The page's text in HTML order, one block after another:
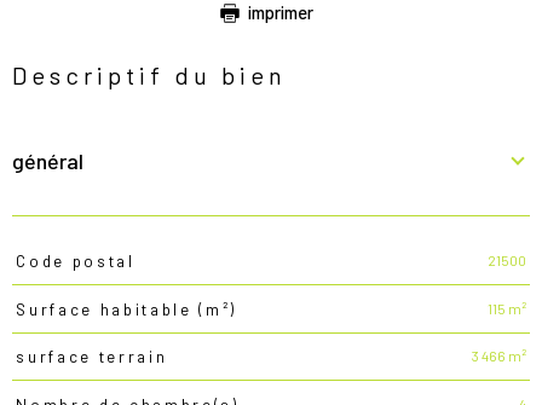
imprimer
Descriptif du bien
général
TRAD_PAMPERO_Caracteristique
Code postal 21500
Surface habitable (m²) 115 m²
surface terrain 3 466 m²